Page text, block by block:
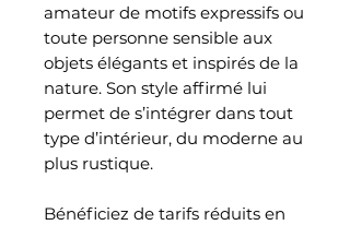
amateur de motifs expressifs ou
toute personne sensible aux
objets élégants et inspirés de la
nature. Son style affirmé lui
permet de s’intégrer dans tout
type d’intérieur, du moderne au
plus rustique.
Bénéficiez de tarifs réduits en